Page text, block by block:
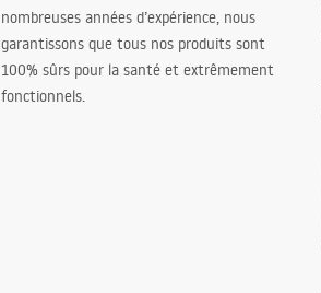
nombreuses années d’expérience, nous
garantissons que tous nos produits sont
100% sûrs pour la santé et extrêmement
fonctionnels.